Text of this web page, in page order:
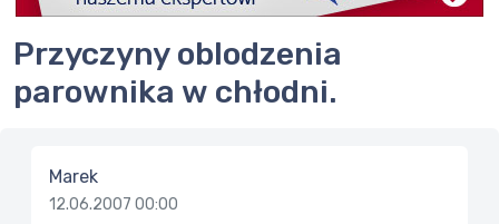
Przyczyny oblodzenia
parownika w chłodni.
Marek
12.06.2007 00:00